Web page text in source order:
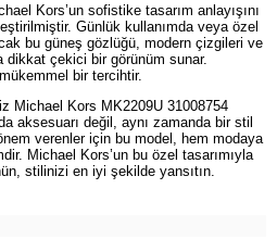
Kors’un sofistike tasarım anlayışını
Günlük kullanımda veya özel
bu güneş gözlüğü, modern çizgileri ve
dikkat çekici bir görünüm sunar.
bir tercihtir.
Michael Kors MK2209U 31008754
aksesuarı değil, aynı zamanda bir stil
verenler için bu model, hem modaya
Michael Kors’un bu özel tasarımıyla
stilinizi en iyi şekilde yansıtın.